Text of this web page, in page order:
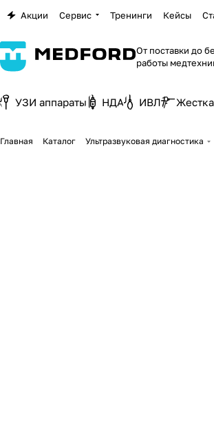
Акции Сервис Тренинги Кейсы
От поставки до
работы
УЗИ аппараты НДА ИВЛ
Главная Каталог Ультразвуковая диагностика